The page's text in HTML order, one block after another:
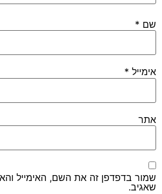
שם *
אימייל *
אתר
שמור בדפדפן זה את השם, האימייל
שאגיב.